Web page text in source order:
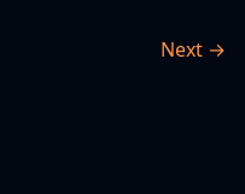
Next →